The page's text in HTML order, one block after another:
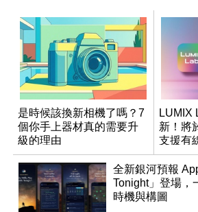
是時候該換新相機了嗎？7
個你手上器材真的需要升
級的理由
LUMIX
新！將
支援有
製
全新銀河預報
Tonight」登場，
時機與構圖